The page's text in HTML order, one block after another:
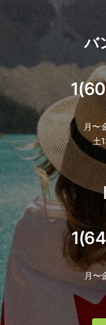
バ
月〜
土
月〜